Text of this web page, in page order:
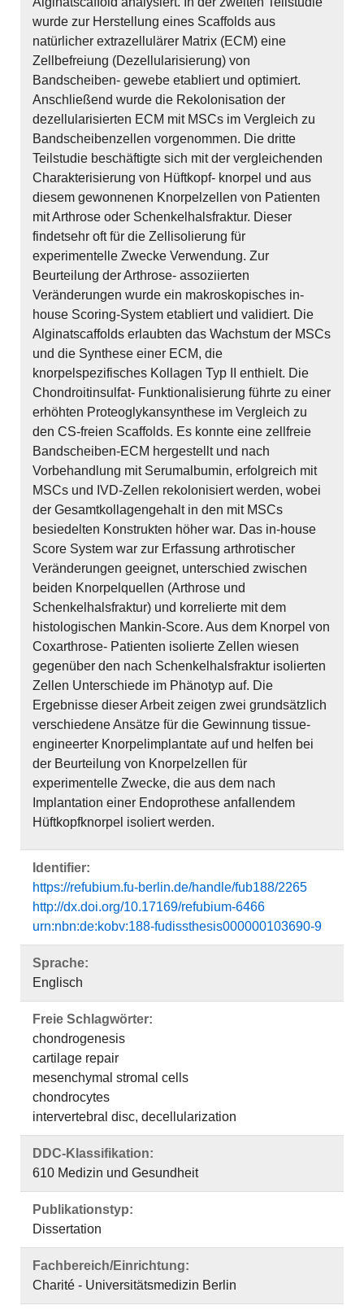
wurde zur Herstellung eines Scaffolds aus
natürlicher extrazellulärer Matrix (ECM) eine
Zellbefreiung (Dezellularisierung) von
Bandscheiben- gewebe etabliert und optimiert.
Anschließend wurde die Rekolonisation der
dezellularisierten ECM mit MSCs im Vergleich zu
Bandscheibenzellen vorgenommen. Die dritte
Teilstudie beschäftigte sich mit der vergleichenden
Charakterisierung von Hüftkopf- knorpel und aus
diesem gewonnenen Knorpelzellen von Patienten
mit Arthrose oder Schenkelhalsfraktur. Dieser
findetsehr oft für die Zellisolierung für
experimentelle Zwecke Verwendung. Zur
Beurteilung der Arthrose- assoziierten
Veränderungen wurde ein makroskopisches in-
house Scoring-System etabliert und validiert. Die
Alginatscaffolds erlaubten das Wachstum der MSCs
und die Synthese einer ECM, die
knorpelspezifisches Kollagen Typ II enthielt. Die
Chondroitinsulfat- Funktionalisierung führte zu einer
erhöhten Proteoglykansynthese im Vergleich zu
den CS-freien Scaffolds. Es konnte eine zellfreie
Bandscheiben-ECM hergestellt und nach
Vorbehandlung mit Serumalbumin, erfolgreich mit
MSCs und IVD-Zellen rekolonisiert werden, wobei
der Gesamtkollagengehalt in den mit MSCs
besiedelten Konstrukten höher war. Das in-house
Score System war zur Erfassung arthrotischer
Veränderungen geeignet, unterschied zwischen
beiden Knorpelquellen (Arthrose und
Schenkelhalsfraktur) und korrelierte mit dem
histologischen Mankin-Score. Aus dem Knorpel von
Coxarthrose- Patienten isolierte Zellen wiesen
gegenüber den nach Schenkelhalsfraktur isolierten
Zellen Unterschiede im Phänotyp auf. Die
Ergebnisse dieser Arbeit zeigen zwei grundsätzlich
verschiedene Ansätze für die Gewinnung tissue-
engineerter Knorpelimplantate auf und helfen bei
der Beurteilung von Knorpelzellen für
experimentelle Zwecke, die aus dem nach
Implantation einer Endoprothese anfallendem
Hüftkopfknorpel isoliert werden.
Identifier:
https://refubium.fu-berlin.de/handle/fub188/2265
http://dx.doi.org/10.17169/refubium-6466
urn:nbn:de:kobv:188-fudissthesis000000103690-9
Sprache:
Englisch
Freie Schlagwörter:
chondrogenesis
cartilage repair
mesenchymal stromal cells
chondrocytes
intervertebral disc, decellularization
DDC-Klassifikation:
610 Medizin und Gesundheit
Publikationstyp:
Dissertation
Fachbereich/Einrichtung:
Charité - Universitätsmedizin Berlin